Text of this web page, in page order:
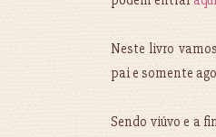
Neste livro
pai e somente
Sendo viúvo e a